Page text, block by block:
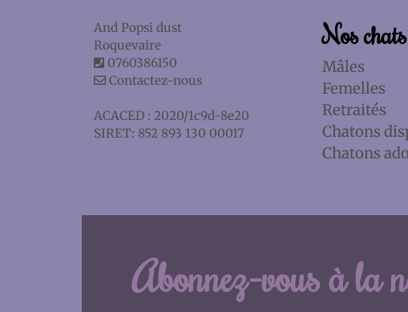
And Popsi dust
Roquevaire
0760386150
Contactez-nous
ACACED : 2020/1c9d-8e20
SIRET: 852 893 130 00017
Nos chats
Mâles
Femelles
Retraités
Chatons
Chatons
Abonnez-vous à la